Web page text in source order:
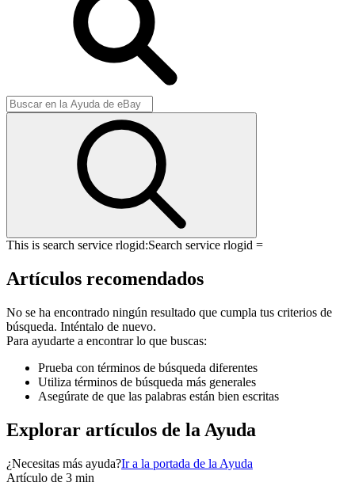
This is search service rlogid:Search service rlogid =
Artículos recomendados
No se ha encontrado ningún resultado que cumpla tus criterios de
búsqueda. Inténtalo de nuevo.
Para ayudarte a encontrar lo que buscas:
Prueba con términos de búsqueda diferentes
Utiliza términos de búsqueda más generales
Asegúrate de que las palabras están bien escritas
Explorar artículos de la Ayuda
¿Necesitas más ayuda?Ir a la portada de la Ayuda
Artículo de 3 min